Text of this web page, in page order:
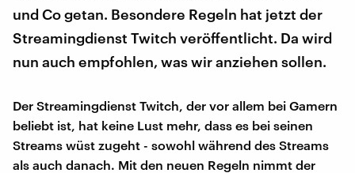
und Co getan. Besondere Regeln hat jetzt der
Streamingdienst Twitch veröffentlicht. Da wird
nun auch empfohlen, was wir anziehen sollen.
Der Streamingdienst Twitch, der vor allem bei Gamern
beliebt ist, hat keine Lust mehr, dass es bei seinen
Streams wüst zugeht - sowohl während des Streams
als auch danach. Mit den neuen Regeln nimmt der